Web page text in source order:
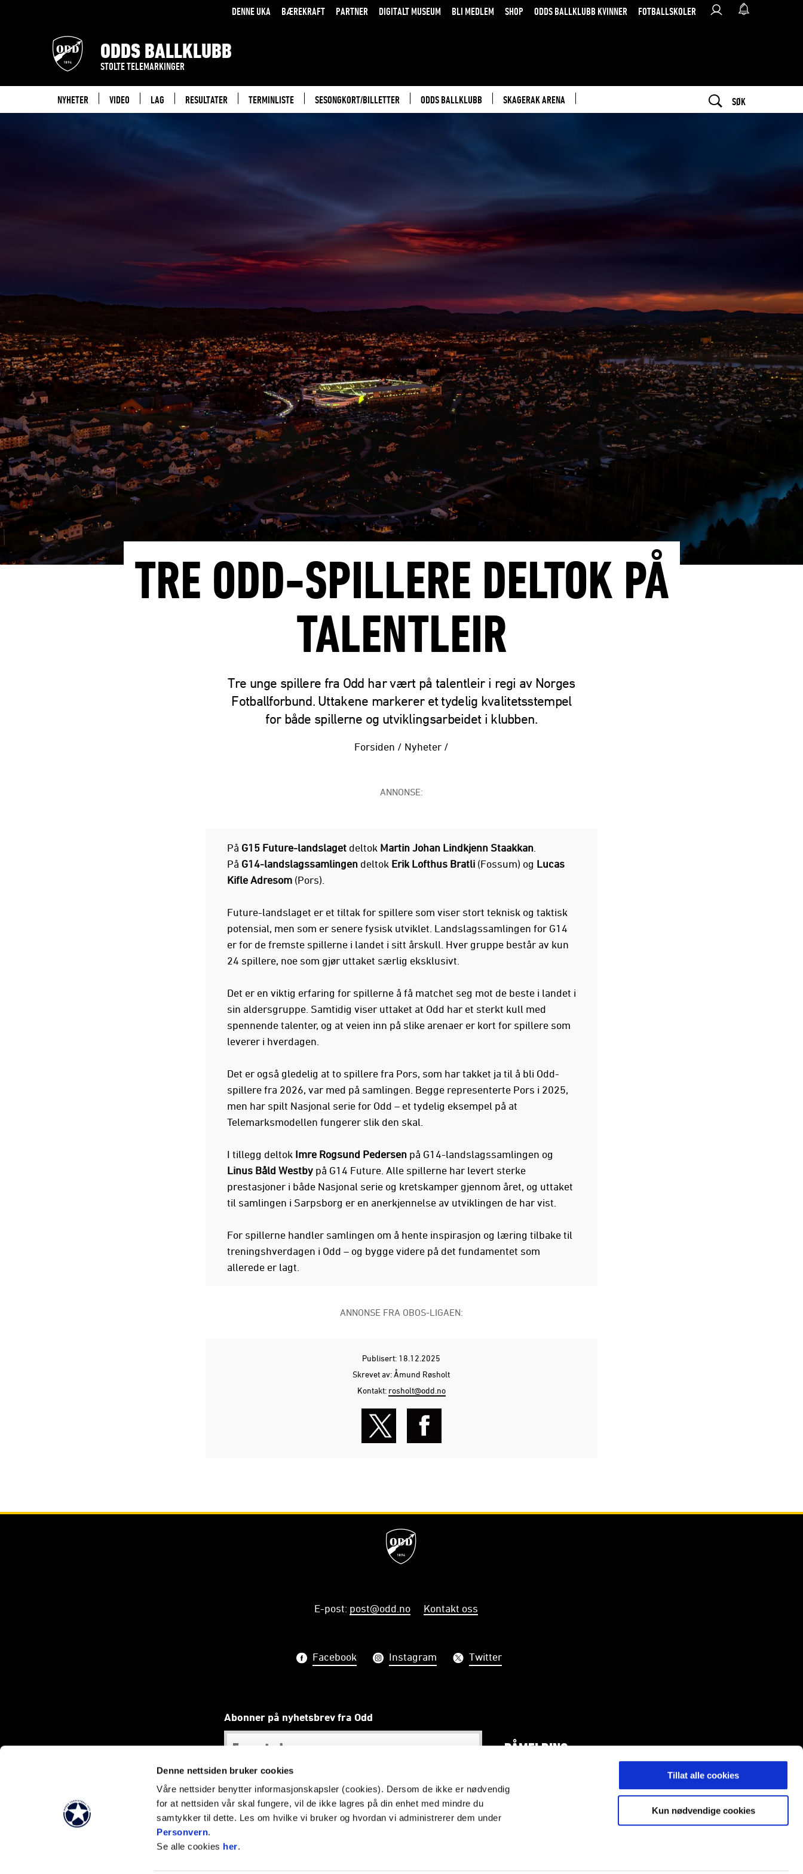
Denne nettsiden bruker cookies
Våre nettsider benytter informasjonskapsler (cookies). Dersom de ikke er nødvendig
for at nettsiden vår skal fungere, vil de ikke lagres på din enhet med mindre du
samtykker til dette. Les om hvilke vi bruker og hvordan vi administrerer dem under
Personvern.
Se alle cookies her.
Tillat alle cookies
Kun nødvendige cookies
DENNE UKA BÆREKRAFT PARTNER DIGITALT MUSEUM BLI MEDLEM SHOP ODDS BALLKLUBB KVINNER FOTBALLSKOLER
ODDS BALLKLUBB
STOLTE TELEMARKINGER
NYHETER VIDEO LAG RESULTATER TERMINLISTE SESONGKORT/BILLETTER ODDS BALLKLUBB SKAGERAK ARENA SØK
TRE ODD-SPILLERE DELTOK PÅ
TALENTLEIR
Tre unge spillere fra Odd har vært på talentleir i regi av Norges
Fotballforbund. Uttakene markerer et tydelig kvalitetsstempel
for både spillerne og utviklingsarbeidet i klubben.
Forsiden / Nyheter /
ANNONSE:
På G15 Future-landslagetdeltok Martin Johan Lindkjenn Staakkan.
På G14-landslagssamlingendeltok Erik Lofthus Bratli(Fossum) og Lucas
Kifle Adresom(Pors).
Future-landslaget er et tiltak for spillere som viser stort teknisk og taktisk
potensial, men som er senere fysisk utviklet. Landslagssamlingen for G14
er for de fremste spillerne i landet i sitt årskull. Hver gruppe består av kun
24 spillere, noe som gjør uttaket særlig eksklusivt.
Det er en viktig erfaring for spillerne å få matchet seg mot de beste i landet i
sin aldersgruppe. Samtidig viser uttaket at Odd har et sterkt kull med
spennende talenter, og at veien inn på slike arenaer er kort for spillere som
leverer i hverdagen.
Det er også gledelig at to spillere fra Pors, som har takket ja til å bli Odd-
spillere fra 2026, var med på samlingen. Begge representerte Pors i 2025,
men har spilt Nasjonal serie for Odd – et tydelig eksempel på at
Telemarksmodellen fungerer slik den skal.
I tillegg deltok Imre Rogsund Pedersenpå G14-landslagssamlingen og
Linus Båld Westbypå G14 Future. Alle spillerne har levert sterke
prestasjoner i både Nasjonal serie og kretskamper gjennom året, og uttaket
til samlingen i Sarpsborg er en anerkjennelse av utviklingen de har vist.
For spillerne handler samlingen om å hente inspirasjon og læring tilbake til
treningshverdagen i Odd – og bygge videre på det fundamentet som
allerede er lagt.
ANNONSE FRA OBOS-LIGAEN:
Publisert: 18.12.2025
Skrevet av: Åmund Røsholt
Kontakt: rosholt@odd.no
E-post: post@odd.no Kontakt oss
Facebook Instagram Twitter
Abonner på nyhetsbrev fra Odd
PÅMELDING
Vi skal gjøre telemarkinger stolte